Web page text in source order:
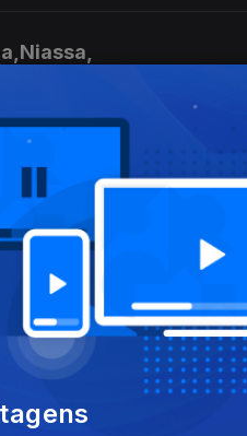
Niassa, Moçambique
o que Hoje é Notícia com a
o que Hoje é Notícia com